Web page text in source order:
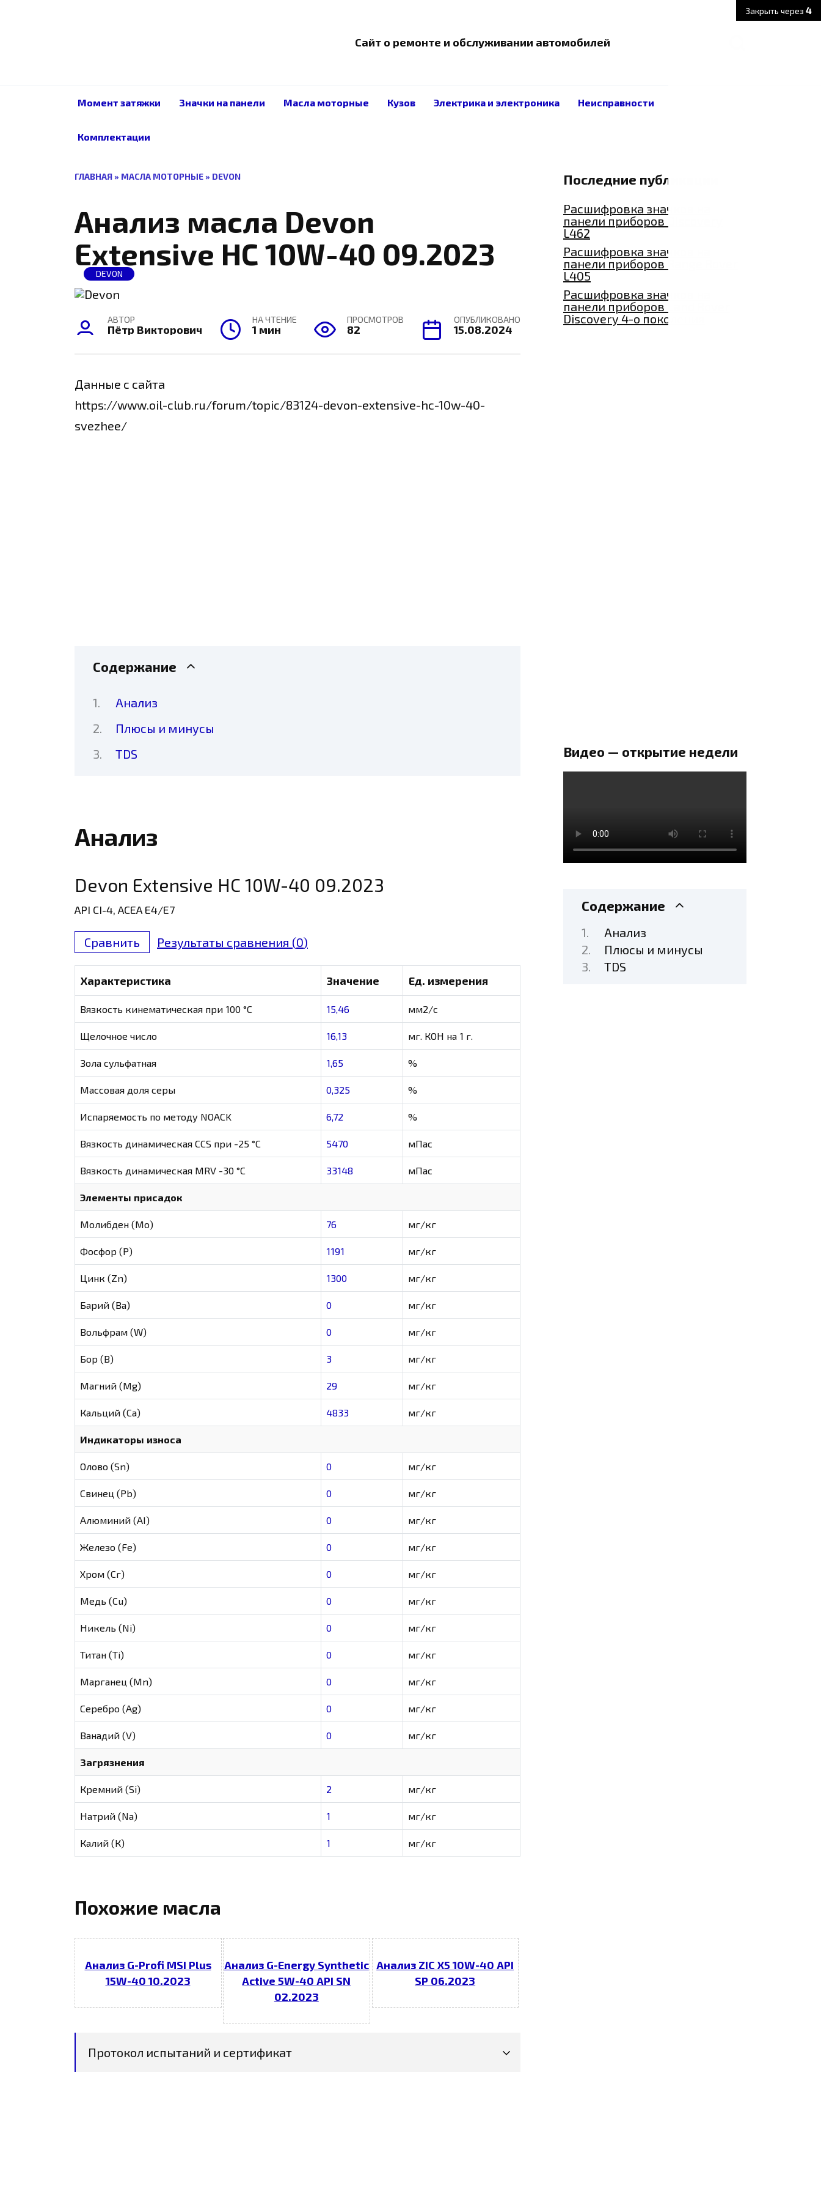
Закрыть через3
Сайт о ремонте и обслуживании автомобилей
Момент затяжки Значки на панели Масла моторные Кузов Электрика и электроника Неисправности
Комплектации
ГЛАВНАЯ » МАСЛА МОТОРНЫЕ » DEVON
Анализ масла Devon
Extensive HC 10W-40 09.2023
DEVON
АВТОР
Пётр Викторович
НА ЧТЕНИЕ
1 мин
ПРОСМОТРОВ
82
ОПУБЛИКОВАНО
15.08.2024
Данные с сайта
https://www.oil-club.ru/forum/topic/83124-devon-extensive-hc-10w-40-
svezhee/
Содержание
Анализ
Плюсы и минусы
TDS
Анализ
Devon Extensive HC 10W-40 09.2023
API CI-4, ACEA E4/E7
Сравнить Результаты сравнения (0)
Характеристика Значение Ед. измерения
Вязкость кинематическая при 100 °С 15,46 мм2/с
Щелочное число 16,13 мг. КОН на 1 г.
Зола сульфатная 1,65 %
Массовая доля серы 0,325 %
Испаряемость по методу NOACK 6,72 %
Вязкость динамическая CCS при -25 °С 5470 мПас
Вязкость динамическая MRV -30 °С 33148 мПас
Элементы присадок
Молибден (Мо) 76 мг/кг
Фосфор (Р) 1191 мг/кг
Цинк (Zn) 1300 мг/кг
Барий (Ва) 0 мг/кг
Вольфрам (W) 0 мг/кг
Бор (В) 3 мг/кг
Магний (Mg) 29 мг/кг
Кальций (Са) 4833 мг/кг
Индикаторы износа
Олово (Sn) 0 мг/кг
Свинец (Pb) 0 мг/кг
Алюминий (AI) 0 мг/кг
Железо (Fe) 0 мг/кг
Хром (Сг) 0 мг/кг
Медь (Cu) 0 мг/кг
Никель (Ni) 0 мг/кг
Титан (Ti) 0 мг/кг
Марганец (Mn) 0 мг/кг
Серебро (Ag) 0 мг/кг
Ванадий (V) 0 мг/кг
Загрязнения
Кремний (Si) 2 мг/кг
Натрий (Na) 1 мг/кг
Калий (К) 1 мг/кг
Похожие масла
Анализ G-Profi MSI Plus
15W-40 10.2023
Анализ G-Energy Synthetic
Active 5W-40 API SN
02.2023
Анализ ZIC X5 10W-40 API
SP 06.2023
Протокол испытаний и сертификат
Последние публикации
Расшифровка значков на
панели приборов Discovery
L462
Расшифровка значков на
панели приборов Range Rover
L405
Расшифровка значков на
панели приборов Land Rover
Discovery 4-о поколения
Видео — открытие недели
Содержание
Анализ
Плюсы и минусы
TDS